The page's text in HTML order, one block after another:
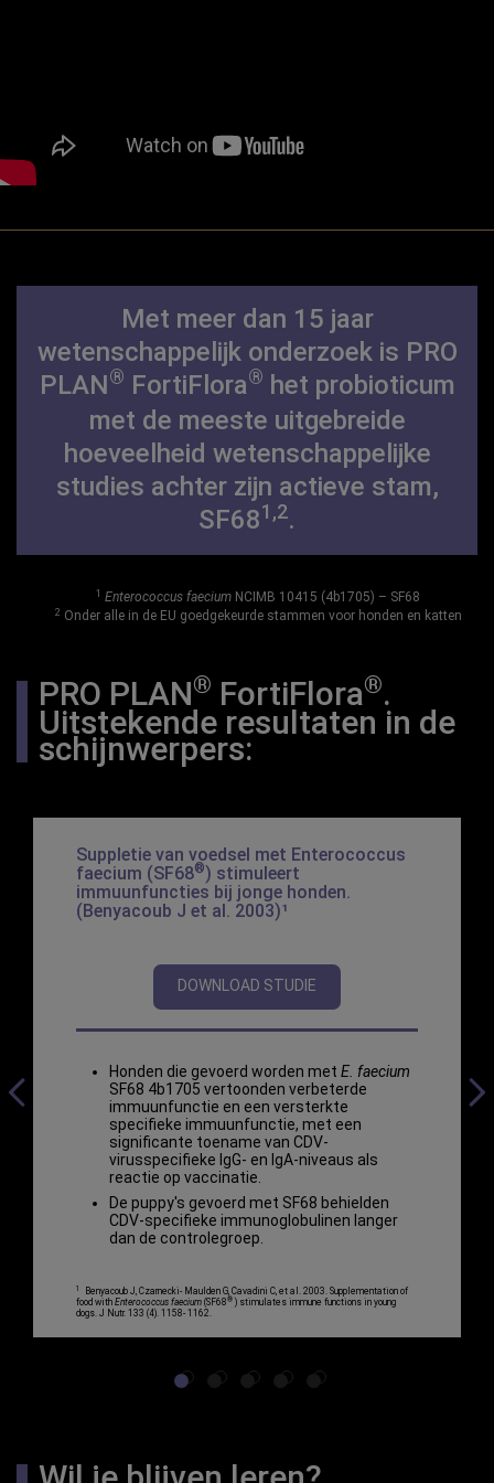
Met meer dan 15 jaar
wetenschappelijk onderzoek is PRO
PLAN® FortiFlora® het probioticum
met de meeste uitgebreide
hoeveelheid wetenschappelijke
studies achter zijn actieve stam,
SF681,2.
1 Enterococcus faecium NCIMB 10415 (4b1705) – SF68
2 Onder alle in de EU goedgekeurde stammen voor honden en katten
PRO PLAN® FortiFlora®.
Uitstekende resultaten in de
schijnwerpers:
Suppletie van voedsel met Enterococcus
faecium (SF68®) stimuleert
immuunfuncties bij jonge honden.
(Benyacoub J et al. 2003)¹
DOWNLOAD STUDIE
Honden die gevoerd worden met E. faecium
SF68 4b1705 vertoonden verbeterde
immuunfunctie en een versterkte
specifieke immuunfunctie, met een
significante toename van CDV-
virusspecifieke IgG- en IgA-niveaus als
reactie op vaccinatie.
De puppy's gevoerd met SF68 behielden
CDV-specifieke immunoglobulinen langer
dan de controlegroep.
1
Benyacoub J, Czarnecki- Maulden G, Cavadini C, et al. 2003. Supplementation of
food with Enterococcus faecium(SF68® ) stimulates immune functions in young
dogs. J Nutr. 133 (4). 1158- 1162.